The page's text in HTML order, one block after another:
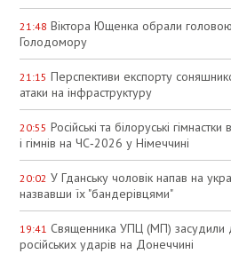
21:48 Віктора Ющенка обрали
Голодомору
21:15 Перспективи експорту
атаки на інфраструктуру
20:55 Російські та білоруські
і гімнів на ЧС‑2026 у Німеччині
20:02 У Гданську чоловік напав на
назвавши їх "бандерівцями"
19:41 Священника УПЦ (МП) засудили
російських ударів на Донеччині